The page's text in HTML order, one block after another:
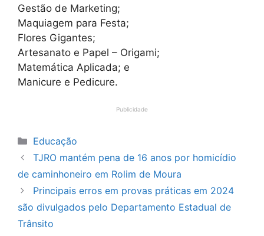
Gestão de Marketing;
Maquiagem para Festa;
Flores Gigantes;
Artesanato e Papel – Origami;
Matemática Aplicada; e
Manicure e Pedicure.
Publicidade
Categorias
Educação
TJRO mantém pena de 16 anos por homicídio
de caminhoneiro em Rolim de Moura
Principais erros em provas práticas em 2024
são divulgados pelo Departamento Estadual de
Trânsito